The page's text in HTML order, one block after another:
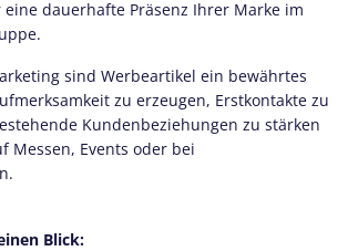
dauerhafte Präsenz Ihrer Marke im
sind Werbeartikel ein bewährtes
zu erzeugen, Erstkontakte zu
Kundenbeziehungen zu stärken
Messen, Events oder bei
Blick: